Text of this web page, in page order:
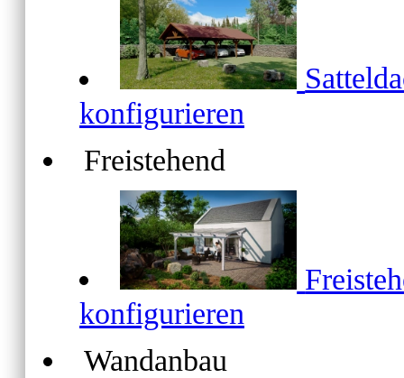
konfigurieren
Freistehend
konfigurieren
Wandanbau